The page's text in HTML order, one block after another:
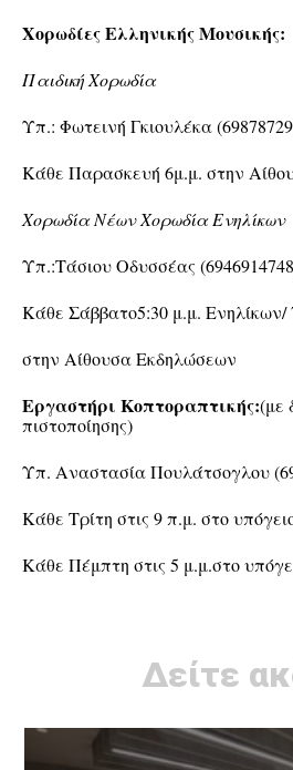
Χορωδίες Ελληνικής Μουσικής:
Παιδική Χορωδία
Υπ.: Φωτεινή Γκιουλέκα
Κάθε Παρασκευή 6μ.μ. στην
Χορωδία Νέων Χορωδία Ενηλίκων
Υπ.:Τάσιου Οδυσσέας
Κάθε Σάββατο5:30 μ.μ. Ενηλίκων/
στην Αίθουσα Εκδηλώσεων
Εργαστήρι Κοπτοραπτικής:(με
πιστοποίησης)
Υπ. Αναστασία Πουλάτσογλου
Κάθε Τρίτη στις 9 π.μ. στο
Κάθε Πέμπτη στις 5 μ.μ.στο
Δείτε